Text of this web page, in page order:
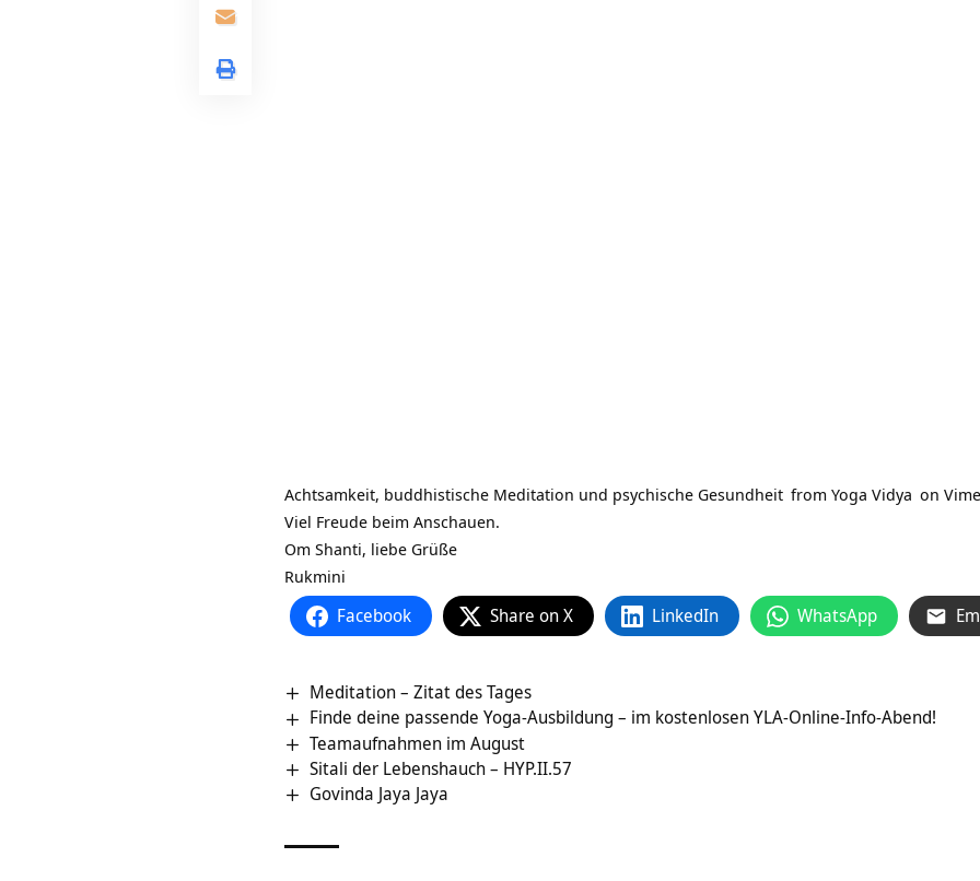
Achtsamkeit, buddhistische Meditation und psychische Gesundheit from Yoga Vidya on
Viel Freude beim Anschauen.
Om Shanti, liebe Grüße
Rukmini
Facebook Share on X LinkedIn WhatsApp
Meditation – Zitat des Tages
Finde deine passende Yoga-Ausbildung – im kostenlosen YLA-Online-Info-Abend!
Teamaufnahmen im August
Sitali der Lebenshauch – HYP.II.57
Govinda Jaya Jaya